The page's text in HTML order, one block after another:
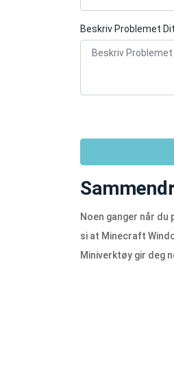
Beskriv Problemet
Noen ganger når
si at Minecraft
Miniverktøy gir deg